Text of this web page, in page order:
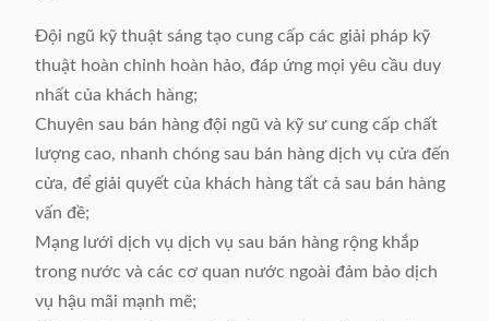
Đội ngũ kỹ thuật sáng tạo cung cấp các giải pháp kỹ
thuật hoàn chỉnh hoàn hảo, đáp ứng mọi yêu cầu duy
nhất của khách hàng;
Chuyên sau bán hàng đội ngũ và kỹ sư cung cấp chất
lượng cao, nhanh chóng sau bán hàng dịch vụ cửa đến
cửa, để giải quyết của khách hàng tất cả sau bán hàng
vấn đề;
Mạng lưới dịch vụ dịch vụ sau bán hàng rộng khắp
trong nước và các cơ quan nước ngoài đảm bảo dịch
vụ hậu mãi mạnh mẽ;